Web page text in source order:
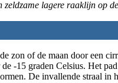
zeldzame lagere raaklijn
zon of de maan door een
-15 graden Celsius. Het
De invallende straal